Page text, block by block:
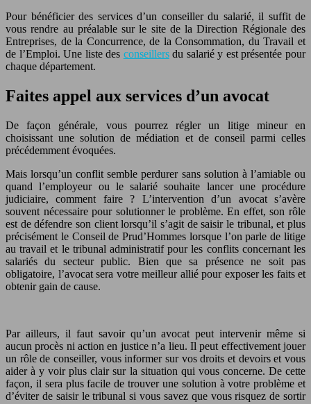
Pour bénéficier des services d’un conseiller du salarié, il suffit de
vous rendre au préalable sur le site de la Direction Régionale des
Entreprises, de la Concurrence, de la Consommation, du Travail et
de l’Emploi. Une liste des conseillersdu salarié y est présentée pour
chaque département.
Faites appel aux services d’un avocat
De façon générale, vous pourrez régler un litige mineur en
choisissant une solution de médiation et de conseil parmi celles
précédemment évoquées.
Mais lorsqu’un conflit semble perdurer sans solution à l’amiable ou
quand l’employeur ou le salarié souhaite lancer une procédure
judiciaire, comment faire ? L’intervention d’un avocat s’avère
souvent nécessaire pour solutionner le problème. En effet, son rôle
est de défendre son client lorsqu’il s’agit de saisir le tribunal, et plus
précisément le Conseil de Prud’Hommes lorsque l’on parle de litige
au travail et le tribunal administratif pour les conflits concernant les
salariés du secteur public. Bien que sa présence ne soit pas
obligatoire, l’avocat sera votre meilleur allié pour exposer les faits et
obtenir gain de cause.
Par ailleurs, il faut savoir qu’un avocat peut intervenir même si
aucun procès ni action en justice n’a lieu. Il peut effectivement jouer
un rôle de conseiller, vous informer sur vos droits et devoirs et vous
aider à y voir plus clair sur la situation qui vous concerne. De cette
façon, il sera plus facile de trouver une solution à votre problème et
d’éviter de saisir le tribunal si vous savez que vous risquez de sortir